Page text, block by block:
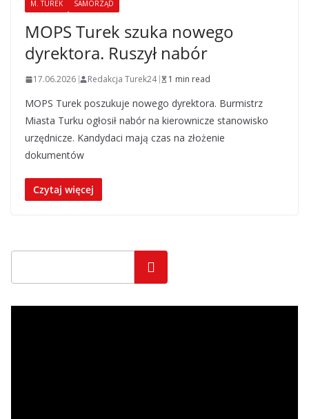
M. TUREK SAMORZĄD
MOPS Turek szuka nowego
dyrektora. Ruszył nabór
17.06.2026 Redakcja Turek24 1 min read
MOPS Turek poszukuje nowego dyrektora. Burmistrz
Miasta Turku ogłosił nabór na kierownicze stanowisko
urzędnicze. Kandydaci mają czas na złożenie
dokumentów
Czytaj więcej
Szukaj